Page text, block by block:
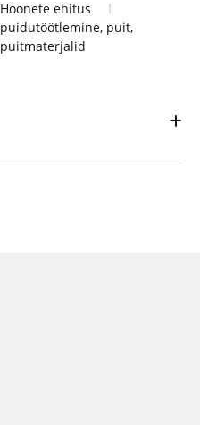
Hoonete ehitus
puidutöötlemine, puit,
puitmaterjalid